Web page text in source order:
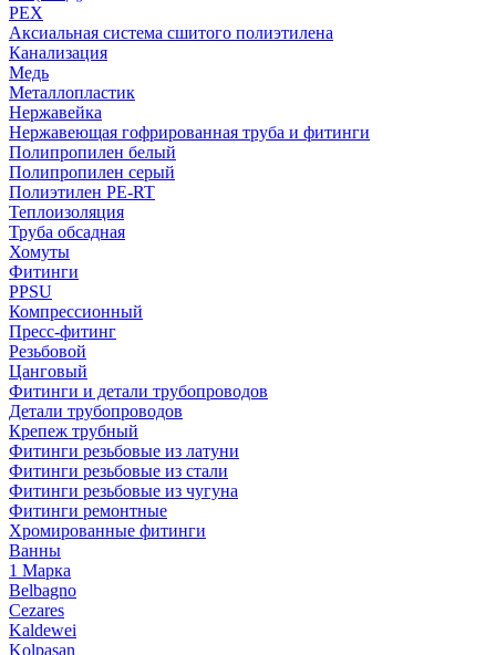
PEX
Аксиальная система сшитого полиэтилена
Канализация
Медь
Металлопластик
Нержавейка
Нержавеющая гофрированная труба и фитинги
Полипропилен белый
Полипропилен серый
Полиэтилен PE-RT
Теплоизоляция
Труба обсадная
Хомуты
Фитинги
PPSU
Компрессионный
Пресс-фитинг
Резьбовой
Цанговый
Фитинги и детали трубопроводов
Детали трубопроводов
Крепеж трубный
Фитинги резьбовые из латуни
Фитинги резьбовые из стали
Фитинги резьбовые из чугуна
Фитинги ремонтные
Хромированные фитинги
Ванны
1 Марка
Belbagno
Cezares
Kaldewei
Kolpasan